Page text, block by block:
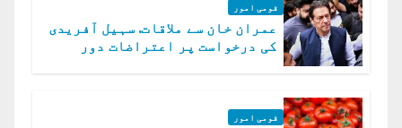
قومی امور
عمران خان سے ملاقات. سہیل آفریدی
کی درخواست پر اعتراضات دور
قومی امور